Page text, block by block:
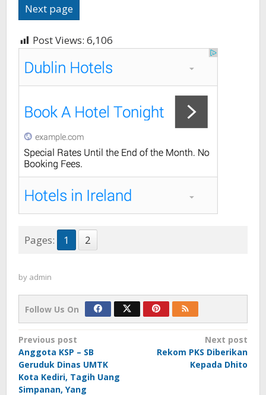
Next page
Post Views: 6,106
Pages: 1 2
by admin
Follow Us On
Post
navigation
Previous post
Anggota KSP – SB
Geruduk Dinas UMTK
Kota Kediri, Tagih Uang
Simpanan, Yang
Next post
Rekom PKS Diberikan
Kepada Dhito